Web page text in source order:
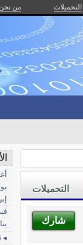
التحميلات من
التحميلات
شارك
◂ 2026